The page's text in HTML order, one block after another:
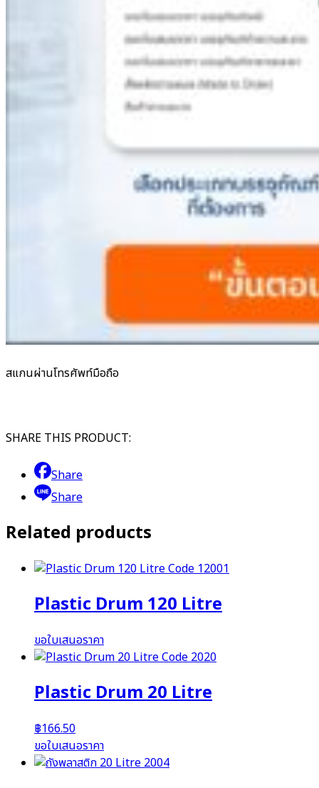
สแกนผ่านโทรศัพท์มือถือ
SHARE THIS PRODUCT:
Share
Share
Related products
Plastic Drum 120 Litre
ขอใบเสนอราคา
Plastic Drum 20 Litre
฿166.50
ขอใบเสนอราคา